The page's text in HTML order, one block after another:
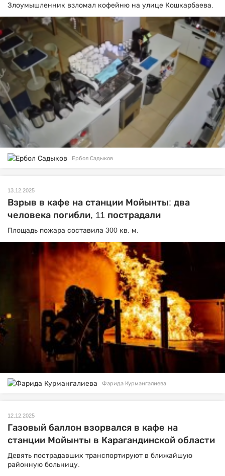
Злоумышленник взломал кофейню на улице Кошкарбаева.
Ербол Садыков
13.12.2025
Взрыв в кафе на станции Мойынты: два
человека погибли, 11 пострадали
Площадь пожара составила 300 кв. м.
Фарида Курмангалиева
12.12.2025
Газовый баллон взорвался в кафе на
станции Мойынты в Карагандинской области
Девять пострадавших транспортируют в ближайшую
районную больницу.